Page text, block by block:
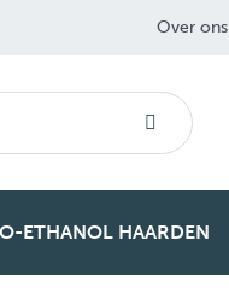
Over ons
ETHANOL HAARDEN